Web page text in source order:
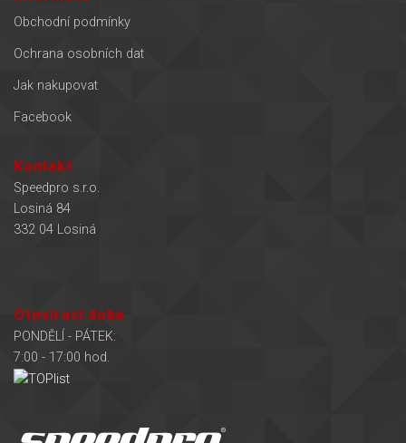
Obchodní podmínky
Ochrana osobních dat
Jak nakupovat
Facebook
Kontakt
Speedpro s.r.o.
Losiná 84
332 04 Losiná
Otevírací doba
PONDĚLÍ - PÁTEK:
7:00 - 17:00 hod.